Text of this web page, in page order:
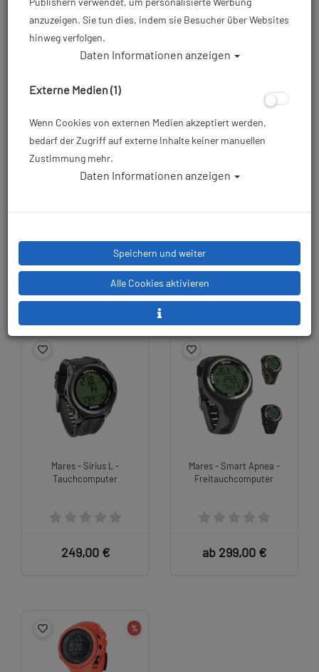
Black
699,00 € 799,00 €
Smartwatch
ab 650,00 €
Mares - Sirius L -
Tauchcomputer
249,00 €
Mares - Smart Apnea -
Freitauchcomputer
ab 299,00 €
%
anzuzeigen. Sie tun dies, indem sie Besucher über Websites
hinweg verfolgen.
Daten Informationen anzeigen
Externe Medien (1)
Wenn Cookies von externen Medien akzeptiert werden,
bedarf der Zugriff auf externe Inhalte keiner manuellen
Zustimmung mehr.
Daten Informationen anzeigen
Speichern und weiter
Alle Cookies aktivieren